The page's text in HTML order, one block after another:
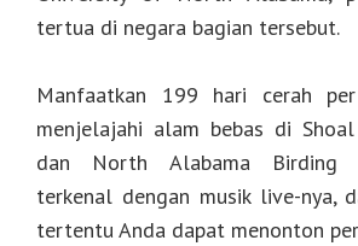
tertua di negara bagian tersebut.
Manfaatkan 199 hari cerah
menjelajahi alam bebas di Shoal
dan North Alabama Birding
terkenal dengan musik live-nya,
tertentu Anda dapat menonton